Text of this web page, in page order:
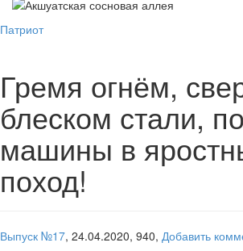
Патриот
Гремя огнём,
блеском стали,
машины в
поход!
Выпуск №17, 24.04.2020, 940, Добавить